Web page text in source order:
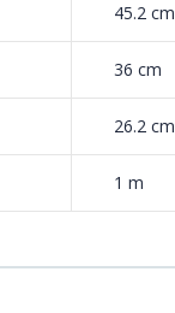
45.2 cm
36 cm
26.2 cm
1 m